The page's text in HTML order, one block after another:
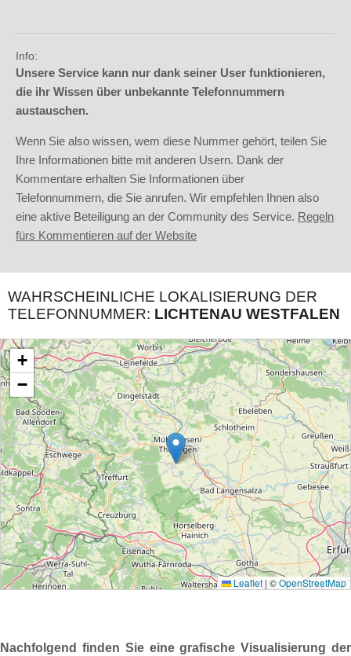
Info:
Unsere Service kann nur dank seiner User funktionieren,
die ihr Wissen über unbekannte Telefonnummern
austauschen.
Wenn Sie also wissen, wem diese Nummer gehört, teilen Sie
Ihre Informationen bitte mit anderen Usern. Dank der
Kommentare erhalten Sie Informationen über
Telefonnummern, die Sie anrufen. Wir empfehlen Ihnen also
eine aktive Beteiligung an der Community des Service. Regeln
fürs Kommentieren auf der Website
WAHRSCHEINLICHE LOKALISIERUNG DER
TELEFONNUMMER: LICHTENAU WESTFALEN
Nachfolgend finden Sie eine grafische Visualisierung der